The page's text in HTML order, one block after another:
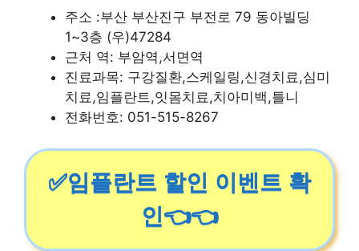
주소 :부산 부산진구 부전로 79 동아빌딩
1~3층 (우)47284
근처 역: 부암역,서면역
진료과목: 구강질환,스케일링,신경치료,심미
치료,임플란트,잇몸치료,치아미백,틀니
전화번호: 051-515-8267
✅임플란트 할인 이벤트 확
인👈👈